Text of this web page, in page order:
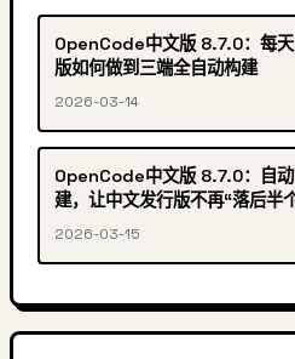
OpenCode中文版 8.7.0：每
版如何做到三端全自动构建
2026-03-14
OpenCode中文版 8.7.0：自
建，让中文发行版不再“落后半
2026-03-15